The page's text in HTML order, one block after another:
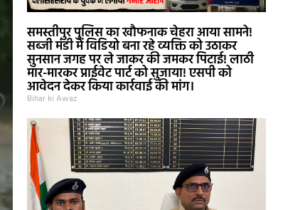
समस्तीपुर पुलिस का खौफनाक चेहरा आया सामने!
सब्जी मंडी में विडियो बना रहे व्यक्ति को उठाकर
सुनसान जगह पर ले जाकर की जमकर पिटाई! लाठी
मार-मारकर प्राईवेट पार्ट को सुजाया! एसपी को
आवेदन देकर किया कार्रवाई की मांग।
Bihar ki Awaz